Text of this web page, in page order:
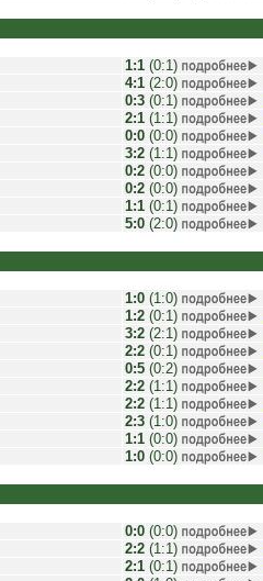
1:1 (0:1)
4:1 (2:0)
0:3 (0:1)
2:1 (1:1)
0:0 (0:0)
3:2 (1:1)
0:2 (0:0)
0:2 (0:0)
1:1 (0:1)
5:0 (2:0)
1:0 (1:0)
1:2 (0:1)
3:2 (2:1)
2:2 (0:1)
0:5 (0:2)
2:2 (1:1)
2:2 (1:1)
2:3 (1:0)
1:1 (0:0)
1:0 (0:0)
0:0 (0:0)
2:2 (1:1)
2:1 (0:1)